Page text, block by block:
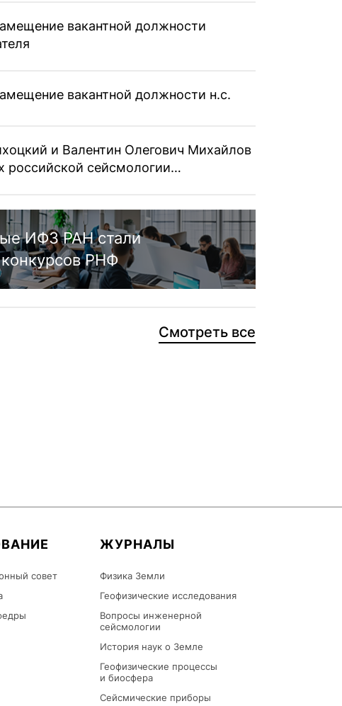
вакантной должности
вакантной должности н.с.
и Валентин Олегович Михайлов
российской сейсмологии…
ИФЗ РАН стали
РНФ
Смотреть все
совет
ЖУРНАЛЫ
Физика Земли
Геофизические исследования
Вопросы инженерной
сейсмологии
История наук о Земле
Геофизические процессы
и биосфера
Сейсмические приборы